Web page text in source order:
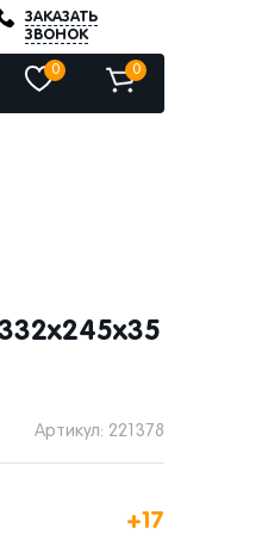
ЗАКАЗАТЬ
ЗВОНОК
0 0
Артикул: 221378
+17